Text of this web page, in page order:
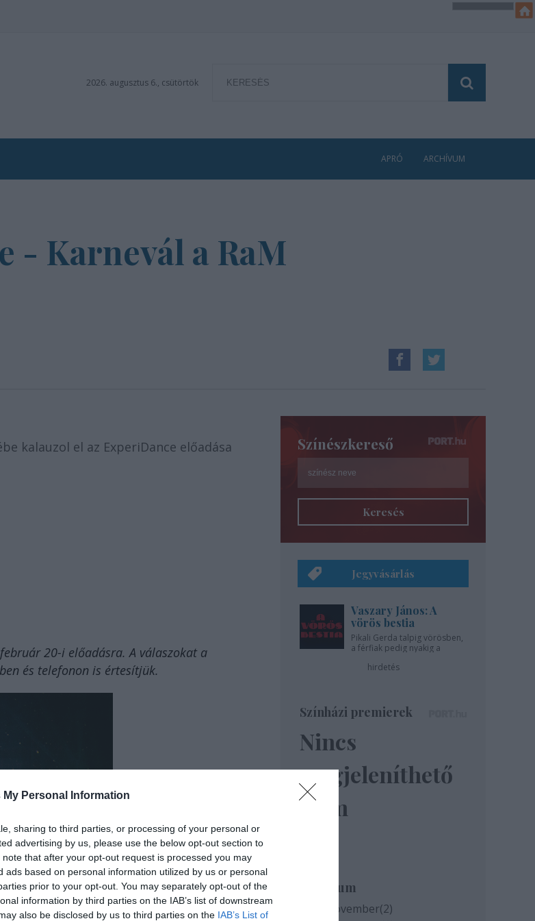
My Personal Information
sharing to third parties, or processing of your personal or
advertising by us, please use the below opt-out section to
that after your opt-out request is processed you may
ads based on personal information utilized by us or personal
prior to your opt-out. You may separately opt-out of the
information by third parties on the IAB’s list of downstream
also be disclosed by us to third parties on the IAB’s List of
2026. augusztus 6., csütörtök
APRÓ ARCHÍVUM
- Karnevál a RaM
kalauzol el az ExperiDance előadása
20-i előadásra. A válaszokat a
és telefonon is értesítjük.
Színészkereső
Keresés
Jegyvásárlás
Vaszary János: A
vörös bestia
Pikali Gerda talpig vörösben,
a férfiak pedig nyakig a
hirdetés
Színházi premierek
Nincs
megjeleníthető
elem
Archívum
2020 november(2)